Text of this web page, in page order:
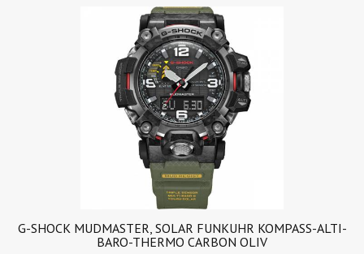
G-SHOCK MUDMASTER, SOLAR FUNKUHR KOMPASS-ALTI-
BARO-THERMO CARBON OLIV